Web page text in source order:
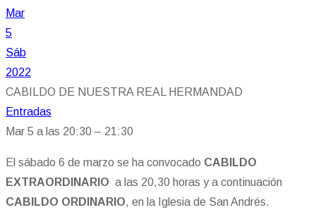
Mar
5
Sáb
2022
CABILDO DE NUESTRA REAL HERMANDAD
Entradas
Mar 5 a las 20:30 – 21:30
El sábado 6 de marzo se ha convocado CABILDO
EXTRAORDINARIO a las 20,30 horas y a continuación
CABILDO ORDINARIO, en la Iglesia de San Andrés.